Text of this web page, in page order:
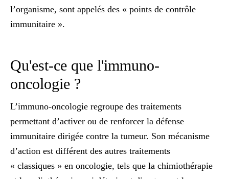
l’organisme, sont appelés des « points de contrôle
immunitaire ».
Qu'est-ce que l'immuno-
oncologie ?
L’immuno-oncologie regroupe des traitements
permettant d’activer ou de renforcer la défense
immunitaire dirigée contre la tumeur. Son mécanisme
d’action est différent des autres traitements
« classiques » en oncologie, tels que la chimiothérapie